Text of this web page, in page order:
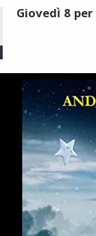
Giovedì 8